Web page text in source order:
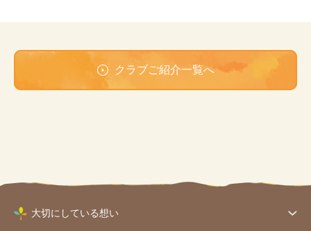
クラブご紹介一覧へ
大切にしている想い